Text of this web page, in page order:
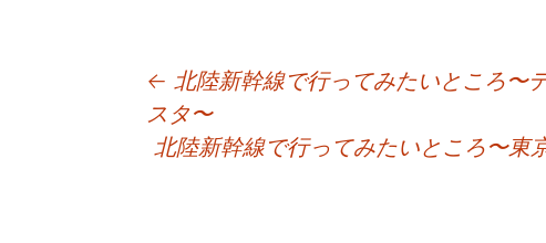
← 北陸新幹線で行ってみたいところ〜
スタ〜
北陸新幹線で行ってみたいところ〜東